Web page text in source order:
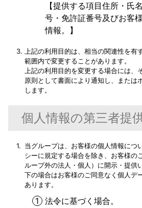
【提供する項目住所・氏
号・免許証番号及びお客
情報。】
上記の利用目的は、相当の関連性を有
範囲内で変更することがあります。
上記の利用目的を変更する場合には、
原則として書面により通知し、または
します。
個人情報の第三者提
当グループは、お客様の個人情報につ
シーに規定する場合を除き、お客様の
ループ外の法人・個人）に開示・提供
下の場合はお客様のご同意なく個人デ
あります。
法令に基づく場合。